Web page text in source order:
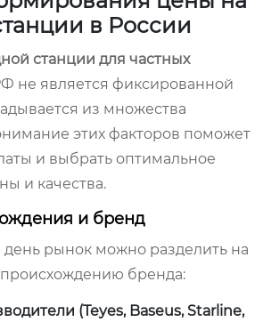
в России
станции для частных
не является фиксированной
из множества
этих факторов поможет
и выбрать оптимальное
и качества.
и бренд
рынок можно разделить на
бренда:
(Teyes, Baseus, Starline,